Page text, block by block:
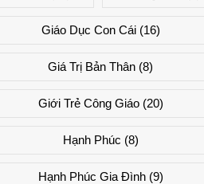
Giáo Dục Con Cái(16)
Giá Trị Bản Thân (8)
Giới Trẻ Công Giáo(20)
Hạnh Phúc (8)
Hạnh Phúc Gia Đình(9)